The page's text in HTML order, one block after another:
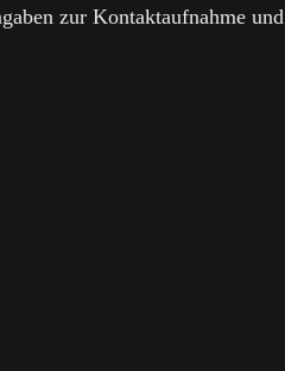
zur Kontaktaufnahme und